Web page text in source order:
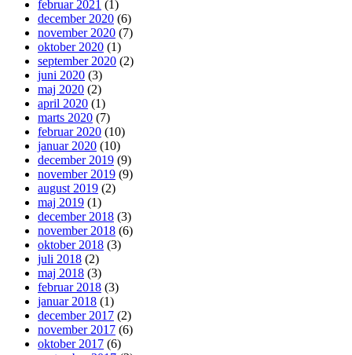
februar 2021 (1)
december 2020 (6)
november 2020 (7)
oktober 2020 (1)
september 2020 (2)
juni 2020 (3)
maj 2020 (2)
april 2020 (1)
marts 2020 (7)
februar 2020 (10)
januar 2020 (10)
december 2019 (9)
november 2019 (9)
august 2019 (2)
maj 2019 (1)
december 2018 (3)
november 2018 (6)
oktober 2018 (3)
juli 2018 (2)
maj 2018 (3)
februar 2018 (3)
januar 2018 (1)
december 2017 (2)
november 2017 (6)
oktober 2017 (6)